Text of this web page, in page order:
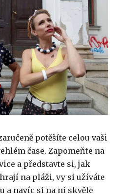
potěšíte celou vaši
čase. Zapomeňte na
a představte si, jak
na pláži, vy si užíváte
a navíc si na ní skvěle